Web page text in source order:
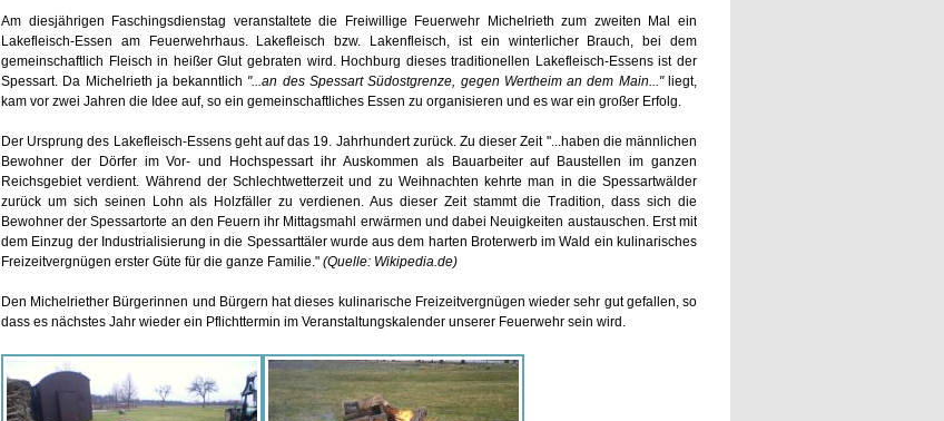
Am diesjährigen Faschingsdienstag veranstaltete die Freiwillige Feuerwehr Michelrieth zum zweiten Mal ein
Lakefleisch-Essen am Feuerwehrhaus. Lakefleisch bzw. Lakenfleisch, ist ein winterlicher Brauch, bei dem
gemeinschaftlich Fleisch in heißer Glut gebraten wird. Hochburg dieses traditionellen Lakefleisch-Essens ist der
Spessart. Da Michelrieth ja bekanntlich "...an des Spessart Südostgrenze, gegen Wertheim an dem Main..."liegt,
kam vor zwei Jahren die Idee auf, so ein gemeinschaftliches Essen zu organisieren und es war ein großer Erfolg.
Der Ursprung des Lakefleisch-Essens geht auf das 19. Jahrhundert zurück. Zu dieser Zeit "...haben die männlichen
Bewohner der Dörfer im Vor- und Hochspessart ihr Auskommen als Bauarbeiter auf Baustellen im ganzen
Reichsgebiet verdient. Während der Schlechtwetterzeit und zu Weihnachten kehrte man in die Spessartwälder
zurück um sich seinen Lohn als Holzfäller zu verdienen. Aus dieser Zeit stammt die Tradition, dass sich die
Bewohner der Spessartorte an den Feuern ihr Mittagsmahl erwärmen und dabei Neuigkeiten austauschen. Erst mit
dem Einzug der Industrialisierung in die Spessarttäler wurde aus dem harten Broterwerb im Wald ein kulinarisches
Freizeitvergnügen erster Güte für die ganze Familie." (Quelle: Wikipedia.de)
Den Michelriether Bürgerinnen und Bürgern hat dieses kulinarische Freizeitvergnügen wieder sehr gut gefallen, so
dass es nächstes Jahr wieder ein Pflichttermin im Veranstaltungskalender unserer Feuerwehr sein wird.